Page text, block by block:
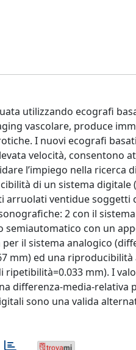
utilizzando ecografi
vascolare, produce
I nuovi ecografi
velocità, consentono
l’impiego nella ricerca
di un sistema digitale
arruolati ventidue soggetti
2 con il
semiautomatico con un
il sistema analogico
mm) ed una
ripetibilità=0.033 mm). I
differenza-media-relativa
sono una valida